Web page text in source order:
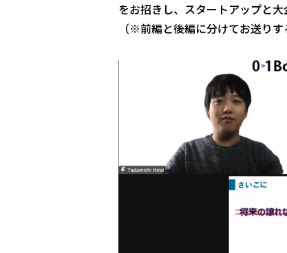
をお招きし、スタートアップと
（※前編と後編に分けてお送りす